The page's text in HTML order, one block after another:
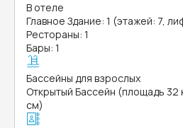
В отеле
Главное Здание: 1 (этажей: 7,
Рестораны: 1
Бары: 1
Бассейны для взрослых
Открытый Бассейн (площадь 32
см)